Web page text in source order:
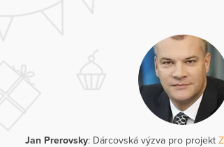
Jan Prerovsky: Dárcovská výzva pro projekt